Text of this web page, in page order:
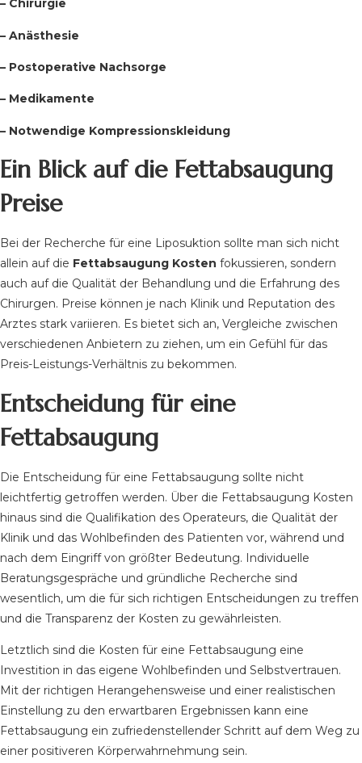
– Chirurgie
– Anästhesie
– Postoperative Nachsorge
– Medikamente
– Notwendige Kompressionskleidung
Ein Blick auf die Fettabsaugung
Preise
Bei der Recherche für eine Liposuktion sollte man sich nicht
allein auf die Fettabsaugung Kosten fokussieren, sondern
auch auf die Qualität der Behandlung und die Erfahrung des
Chirurgen. Preise können je nach Klinik und Reputation des
Arztes stark variieren. Es bietet sich an, Vergleiche zwischen
verschiedenen Anbietern zu ziehen, um ein Gefühl für das
Preis-Leistungs-Verhältnis zu bekommen.
Entscheidung für eine
Fettabsaugung
Die Entscheidung für eine Fettabsaugung sollte nicht
leichtfertig getroffen werden. Über die Fettabsaugung Kosten
hinaus sind die Qualifikation des Operateurs, die Qualität der
Klinik und das Wohlbefinden des Patienten vor, während und
nach dem Eingriff von größter Bedeutung. Individuelle
Beratungsgespräche und gründliche Recherche sind
wesentlich, um die für sich richtigen Entscheidungen zu treffen
und die Transparenz der Kosten zu gewährleisten.
Letztlich sind die Kosten für eine Fettabsaugung eine
Investition in das eigene Wohlbefinden und Selbstvertrauen.
Mit der richtigen Herangehensweise und einer realistischen
Einstellung zu den erwartbaren Ergebnissen kann eine
Fettabsaugung ein zufriedenstellender Schritt auf dem Weg zu
einer positiveren Körperwahrnehmung sein.